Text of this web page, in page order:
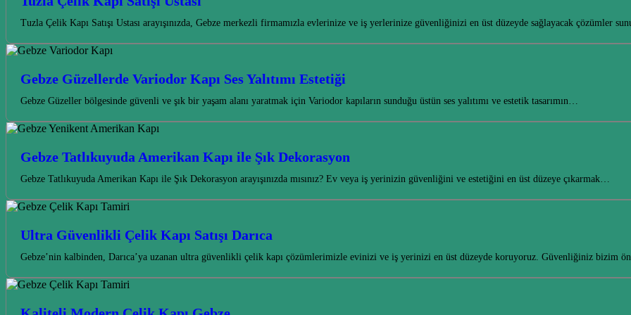
Tuzla Çelik Kapı Satışı Ustası arayışınızda, Gebze merkezli firmamızla evlerinize ve iş yerlerinize güvenliğinizi en üst düzeyde sağlayacak çözümler
Gebze Güzellerde Variodor Kapı Ses Yalıtımı Estetiği
Gebze Güzeller bölgesinde güvenli ve şık bir yaşam alanı yaratmak için Variodor kapıların sunduğu üstün ses yalıtımı ve estetik tasarımın…
Gebze Tatlıkuyuda Amerikan Kapı ile Şık Dekorasyon
Gebze Tatlıkuyuda Amerikan Kapı ile Şık Dekorasyon arayışınızda mısınız? Ev veya iş yerinizin güvenliğini ve estetiğini en üst düzeye çıkarmak…
Ultra Güvenlikli Çelik Kapı Satışı Darıca
Gebze’nin kalbinden, Darıca’ya uzanan ultra güvenlikli çelik kapı çözümlerimizle evinizi ve iş yerinizi en üst düzeyde koruyoruz. Güvenliğiniz bizim